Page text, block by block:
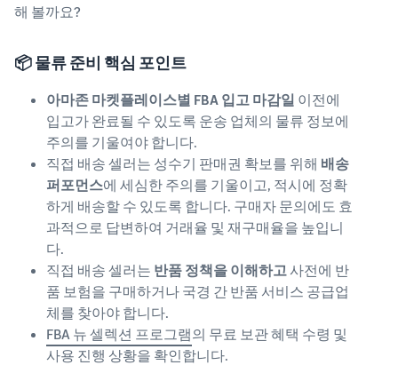
해 볼까요?
📦 물류 준비 핵심 포인트
아마존 마켓플레이스별 FBA 입고 마감일 이전에
입고가 완료될 수 있도록 운송 업체의 물류 정보에
주의를 기울여야 합니다.
직접 배송 셀러는 성수기 판매권 확보를 위해 배송
퍼포먼스에 세심한 주의를 기울이고, 적시에 정확
하게 배송할 수 있도록 합니다. 구매자 문의에도 효
과적으로 답변하여 거래율 및 재구매율을 높입니
다.
직접 배송 셀러는 반품 정책을 이해하고 사전에 반
품 보험을 구매하거나 국경 간 반품 서비스 공급업
체를 찾아야 합니다.
FBA 뉴 셀렉션 프로그램의 무료 보관 혜택 수령 및
사용 진행 상황을 확인합니다.